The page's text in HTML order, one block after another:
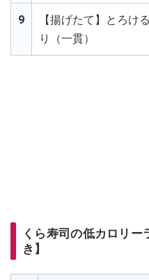
9
【揚げたて】とろけ
り（一貫）
くら寿司の低カロリ
き】